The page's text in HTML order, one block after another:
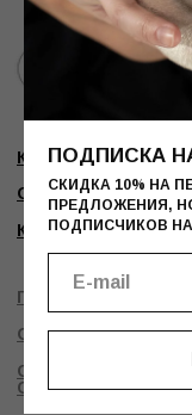
СКИДКА 10% НА ПЕРВЫЙ
ПРЕДЛОЖЕНИЯ,
ПОДПИСЧИКОВ НАШЕЙ
ПОДПИСКА
СКИДКА 10% НА
ПРЕДЛОЖЕНИЯ,
ПОДПИСЧИКОВ